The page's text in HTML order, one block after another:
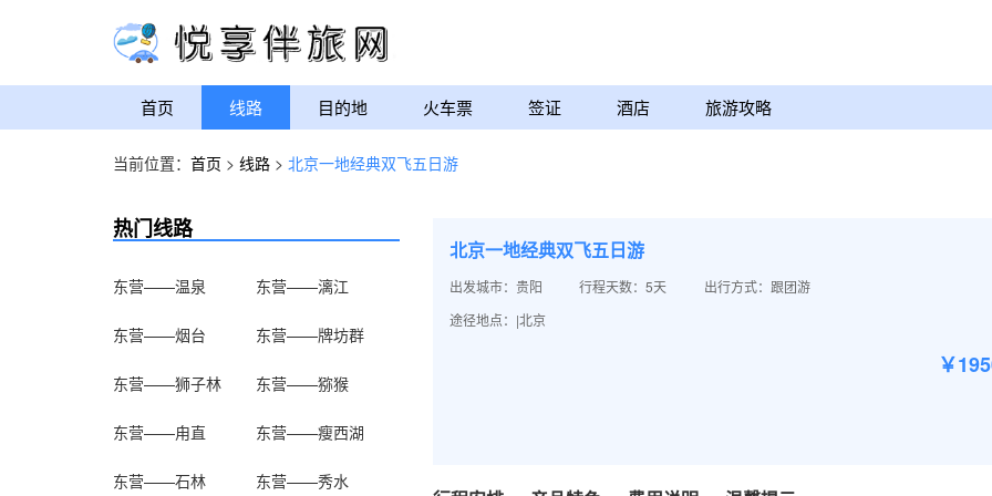
首页 线路 目的地 火车票 签证 酒店 旅游攻略
当前位置： 首页 > 线路 > 北京一地经典双飞五日游
热门线路
东营——温泉 东营——漓江
东营——烟台 东营——牌坊群
东营——狮子林 东营——猕猴
东营——甪直 东营——瘦西湖
东营——石林 东营——秀水
北京一地经典双飞五日游
出发城市：贵阳 行程天数：5天
出行方式：跟团游
途径地点：|北京
￥